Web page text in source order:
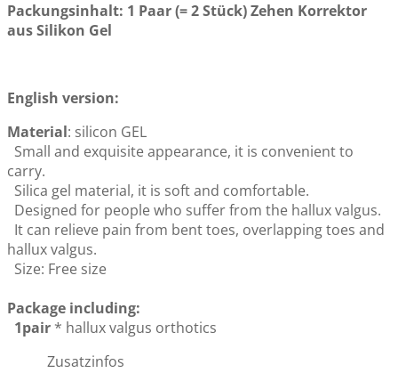
ab:CHF 2.50
Zehenspreizer Grosser- & Mittlerer-Zehen
CHF 8.85
Packungsinhalt: 1 Paar (= 2 Stück) Zehen Korrektor
aus Silikon Gel
English version:
Material: silicon GEL
Small and exquisite appearance, it is convenient to
carry.
Silica gel material, it is soft and comfortable.
Designed for people who suffer from the hallux valgus.
It can relieve pain from bent toes, overlapping toes and
hallux valgus.
Size: Free size
Package including:
1pair * hallux valgus orthotics
Zusatzinfos